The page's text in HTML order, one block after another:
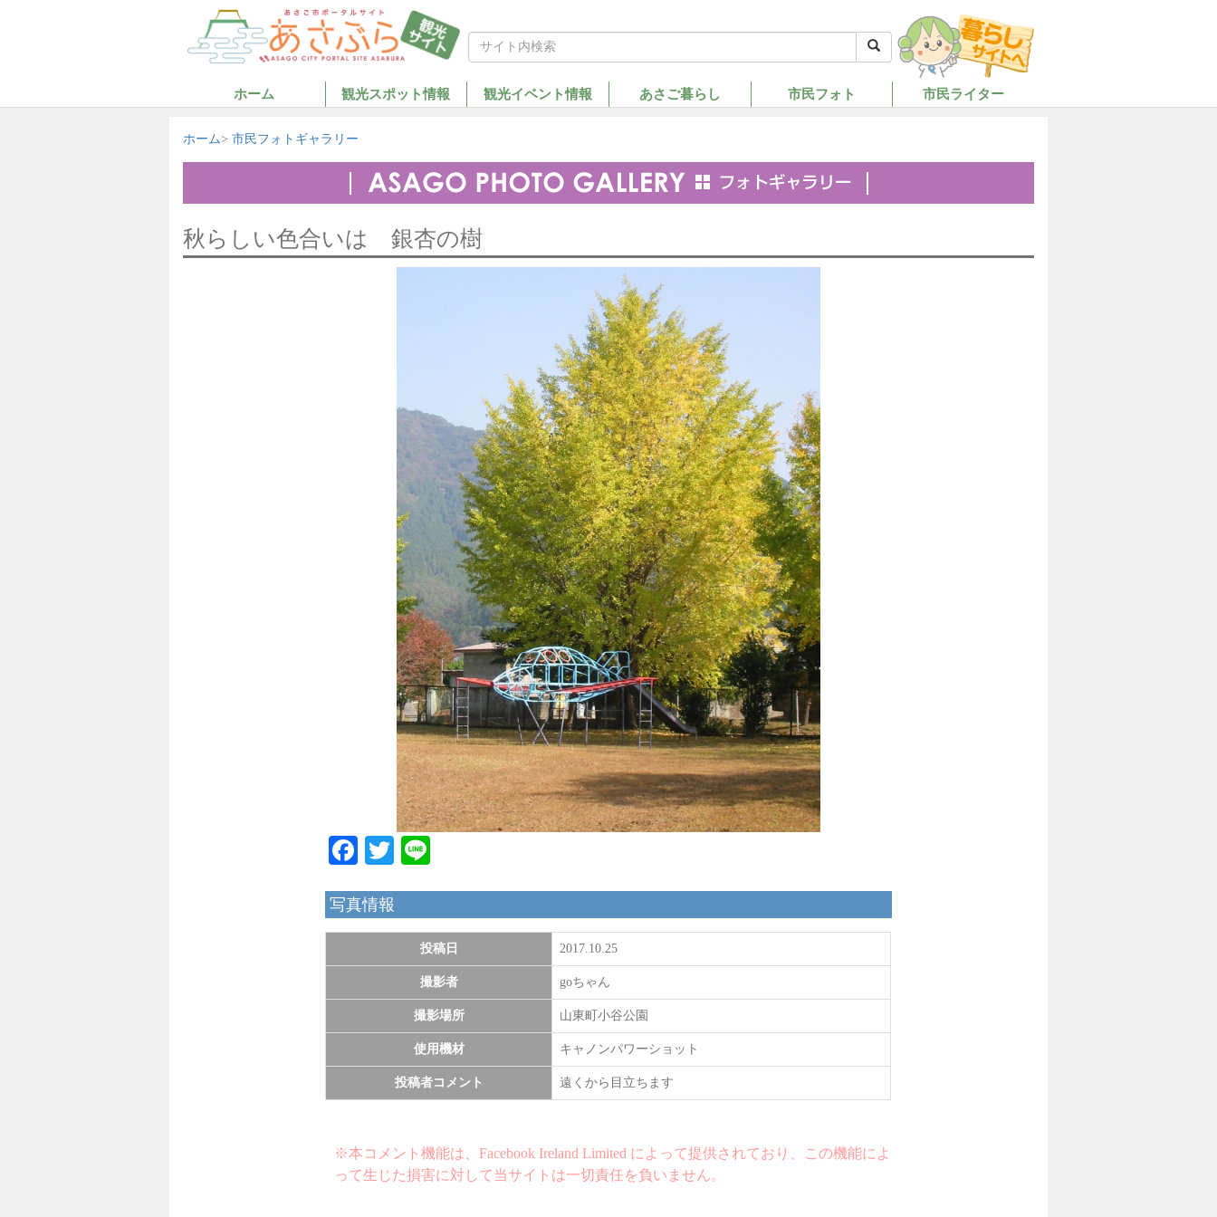
ホーム 観光スポット情報 観光イベント情報 あさご暮らし 市民フォト 市民ライター
ホーム 市民フォトギャラリー
秋らしい色合いは 銀杏の樹
Facebook
Twitter
写真情報
投稿日 2017.10.25
撮影者 goちゃん
撮影場所 山東町小谷公園
使用機材 キャノンパワーショット
投稿者コメント 遠くから目立ちます
※本コメント機能は、Facebook Ireland Limited によって提供されており、この機能によ
って生じた損害に対して当サイトは一切責任を負いません。